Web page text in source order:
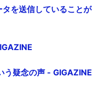
を送信していることが
う疑念の声 - GIGAZINE